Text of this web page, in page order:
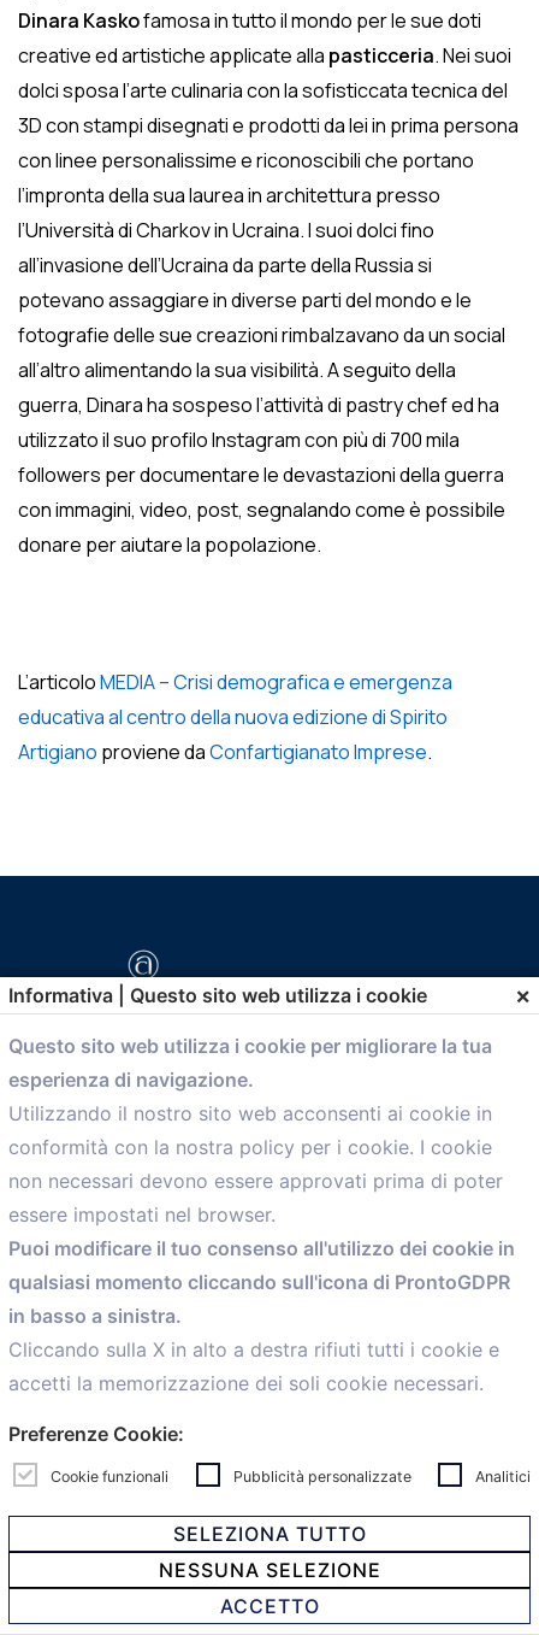
Dinara Kaskofamosa in tutto il mondo per le sue doti
creative ed artistiche applicate alla pasticceria. Nei suoi
dolci sposa l’arte culinaria con la sofisticcata tecnica del
3D con stampi disegnati e prodotti da lei in prima persona
con linee personalissime e riconoscibili che portano
l’impronta della sua laurea in architettura presso
l’Università di Charkov in Ucraina. I suoi dolci fino
all’invasione dell’Ucraina da parte della Russia si
potevano assaggiare in diverse parti del mondo e le
fotografie delle sue creazioni rimbalzavano da un social
all’altro alimentando la sua visibilità. A seguito della
guerra, Dinara ha sospeso l’attività di pastry chef ed ha
utilizzato il suo profilo Instagram con più di 700 mila
followers per documentare le devastazioni della guerra
con immagini, video, post, segnalando come è possibile
donare per aiutare la popolazione.
L’articoloMEDIA – Crisi demografica e emergenza
educativa al centro della nuova edizione di Spirito
Artigiano proviene daConfartigianato Imprese.
comunicazione@confartigianato.bo.it
Menù
Home
Servizi
Convenzioni
Voce delle Nostre aziende
Informazioni Ex L. 124/2017
News
personalCaf
© 2021 Confartigianato Imprese Mandamento Bologna -
Via Papini, 18 - 40128 Bologna - Italy
Informativa | Questo sito web utilizza i cookie ×
Questo sito web utilizza i cookie per migliorare la tua
esperienza di navigazione.
Utilizzando il nostro sito web acconsenti ai cookie in
conformità con la nostra policy per i cookie. I cookie
non necessari devono essere approvati prima di poter
essere impostati nel browser.
Puoi modificare il tuo consenso all'utilizzo dei cookie in
qualsiasi momento cliccando sull'icona di ProntoGDPR
in basso a sinistra.
Cliccando sulla X in alto a destra rifiuti tutti i cookie e
accetti la memorizzazione dei soli cookie necessari.
Preferenze Cookie:
Cookie funzionali Pubblicità personalizzate Analitici
SELEZIONA TUTTO
NESSUNA SELEZIONE
ACCETTO